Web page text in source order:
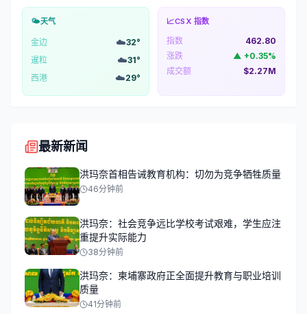
🌤️天气
金边 ☁️32°
暹粒
☁️31°
西港
☁️29°
📈CSX 指数
指数
462.80
涨跌
▲ +0.35%
成交额
$2.27M
最新新闻
洪玛奈首相告诫教育机构：切勿为竞争牺牲质量
46分钟前
洪玛奈：社会竞争远比学校考试艰难，学生应注
重提升实际能力
38分钟前
洪玛奈：柬埔寨政府正全面提升教育与职业培训
质量
41分钟前